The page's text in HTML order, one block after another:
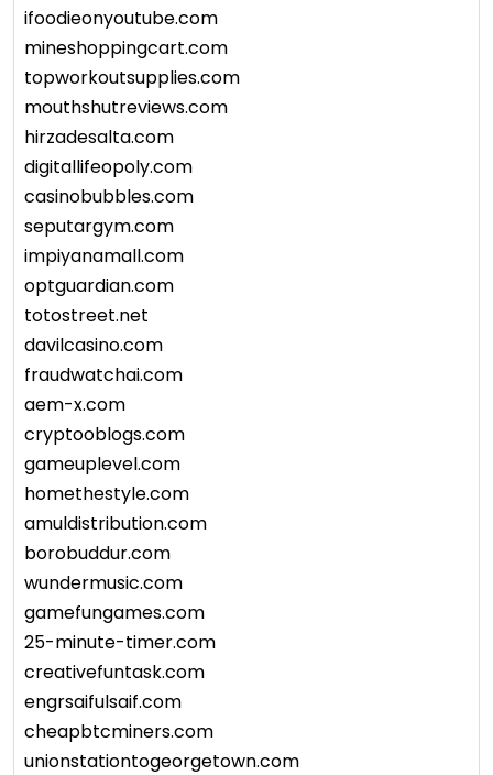
ifoodieonyoutube.com
mineshoppingcart.com
topworkoutsupplies.com
mouthshutreviews.com
hirzadesalta.com
digitallifeopoly.com
casinobubbles.com
seputargym.com
impiyanamall.com
optguardian.com
totostreet.net
davilcasino.com
fraudwatchai.com
aem-x.com
cryptooblogs.com
gameuplevel.com
homethestyle.com
amuldistribution.com
borobuddur.com
wundermusic.com
gamefungames.com
25-minute-timer.com
creativefuntask.com
engrsaifulsaif.com
cheapbtcminers.com
unionstationtogeorgetown.com